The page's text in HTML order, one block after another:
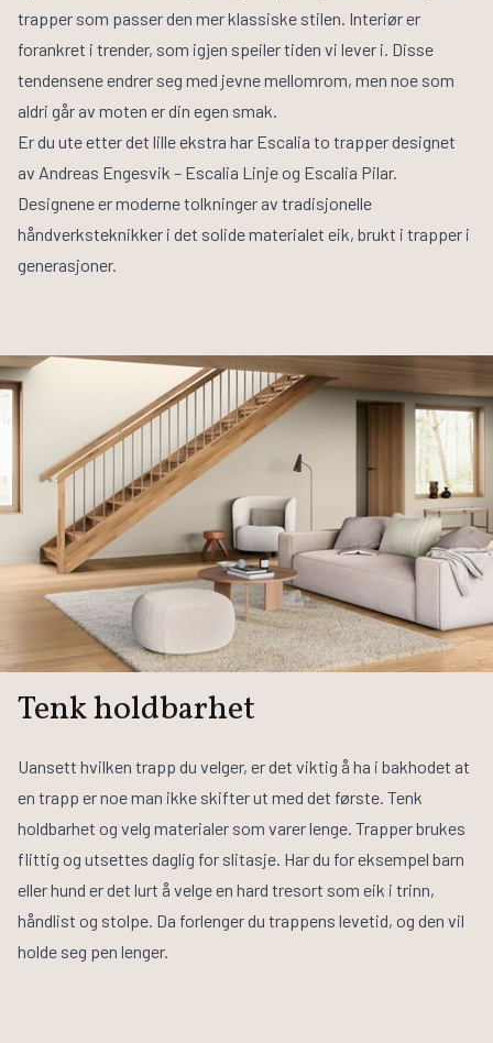
trapper som passer den mer klassiske stilen. Interiør er
forankret i trender, som igjen speiler tiden vi lever i. Disse
tendensene endrer seg med jevne mellomrom, men noe som
aldri går av moten er din egen smak.
Er du ute etter det lille ekstra har Escalia to trapper designet
av Andreas Engesvik – Escalia Linjeog Escalia Pilar.
Designene er moderne tolkninger av tradisjonelle
håndverksteknikker i det solide materialet eik, brukt i trapper i
generasjoner.
Tenk holdbarhet
Uansett hvilken trapp du velger, er det viktig å ha i bakhodet at
en trapp er noe man ikke skifter ut med det første. Tenk
holdbarhet og velg materialer som varer lenge. Trapper brukes
flittig og utsettes daglig for slitasje. Har du for eksempel barn
eller hund er det lurt å velge en hard tresort som eik i trinn,
håndlist og stolpe. Da forlenger du trappens levetid, og den vil
holde seg pen lenger.